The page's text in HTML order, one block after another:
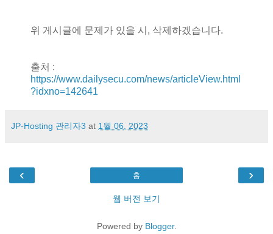
위 게시글에 문제가 있을 시, 삭제하겠습니다.
출처 :
https://www.dailysecu.com/news/articleView.html
?idxno=142641
JP-Hosting 관리자3 at 1월 06, 2023
‹ ›
홈
웹 버전 보기
Powered by Blogger.